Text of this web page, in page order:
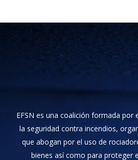
EFSN es una coalición formada por
la seguridad contra incendios,
que abogan por el uso de
bienes así como para proteger